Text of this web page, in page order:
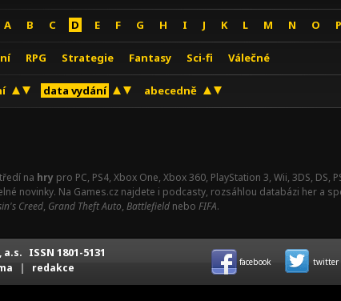
A B C D E F G H I J K L M N O P
RPG Strategie Fantasy Sci-fi Válečné
data vydání abecedně
na hry pro PC, PS4, Xbox One, Xbox 360, PlayStation 3, Wii, 3DS,
novinky. Na Games.cz najdete i podcasty, rozsáhlou databázi her a
Creed, Grand Theft Auto, Battlefield nebo FIFA.
a.s. ISSN 1801-5131
| redakce facebook twitter